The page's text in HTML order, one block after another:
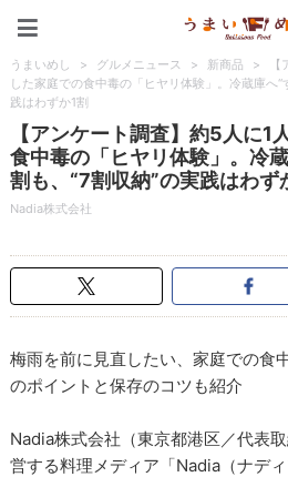
うまいめし > グルメニュース > 新商品 >
した家庭での食中毒の「ヒヤリ体験」。冷蔵庫へ“
践はわずか1割
【アンケート調査】約5人に1
食中毒の「ヒヤリ体験」。冷
割も、“7割収納”の実践はわず
Nadia株式会社
梅雨を前に見直したい、家庭での食
のポイントと保存のコツも紹介
Nadia株式会社（東京都港区／代表
営する料理メディア「Nadia（ナディ